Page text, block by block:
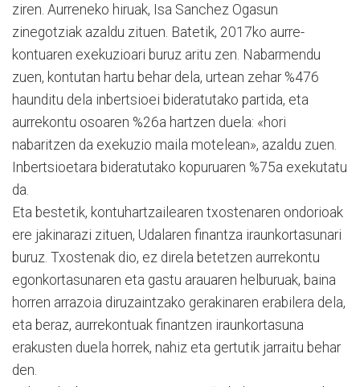
ziren. Aurreneko hiruak, Isa Sanchez Ogasun
zinegotziak azaldu zituen. Batetik, 2017ko aurre­
kontuaren exekuzioari buruz aritu zen. Nabarmendu
zuen, kontutan hartu behar dela, urtean zehar %476
haunditu dela inbertsioei bideratutako partida, eta
aurrekontu osoa­ren %26a hartzen duela: «hori
nabaritzen da exekuzio maila mote­lean», azaldu zuen.
Inber­tsioetara bide­ra­tutako kopu­ru­aren %75a exekutatu
da.
Eta bestetik, kontuhar­tzai­learen txostenaren ondorioak
ere jakinarazi zituen, Udalaren finantza iraunkortasunari
bu­ruz. Txostenak dio, ez direla betetzen aurrekontu
egonkor­ta­sunaren eta gastu arauaren helburuak, baina
horren arra­zoia diruzaintzako gerakina­ren erabilera dela,
eta beraz, aurrekontuak finantzen iraun­kortasuna
erakusten duela ho­rrek, nahiz eta gertutik jarrai­tu behar
den.